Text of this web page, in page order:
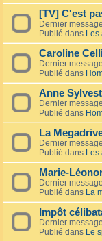
[TV] C'est
Dernier
Publié dans Les
Caroline
Dernier
Publié dans
Anne
Dernier
Publié dans
La
Dernier
Publié dans Les
Marie-
Dernier
Publié dans La
Impôt
Dernier
Publié dans Le